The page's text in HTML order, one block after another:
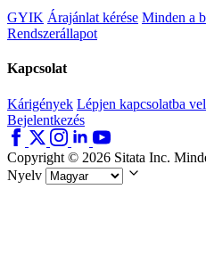
GYIK Árajánlat kérése Minden a
Rendszerállapot
Kapcsolat
Kárigények Lépjen kapcsolatba
Bejelentkezés
Copyright © 2026 Sitata Inc.
Nyelv